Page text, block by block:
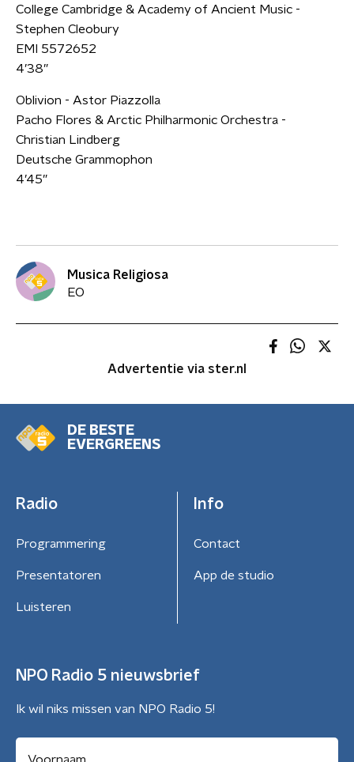
College Cambridge & Academy of Ancient Music -
Stephen Cleobury
EMI 5572652
4’38”
Oblivion - Astor Piazzolla
Pacho Flores & Arctic Philharmonic Orchestra -
Christian Lindberg
Deutsche Grammophon
4’45”
Musica Religiosa
EO
Advertentie via ster.nl
DE BESTE
EVERGREENS
Radio
Programmering
Presentatoren
Luisteren
Info
Contact
App de studio
NPO Radio 5 nieuwsbrief
Ik wil niks missen van NPO Radio 5!